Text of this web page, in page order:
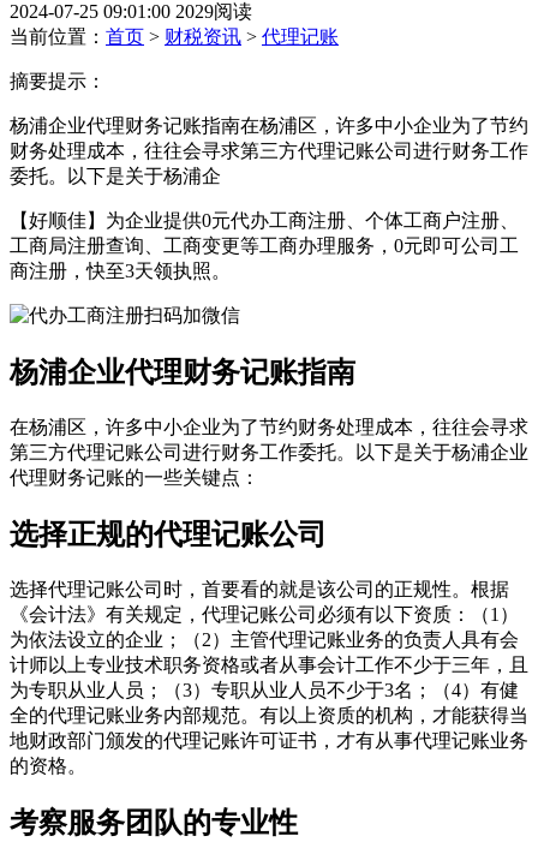
2024-07-25 09:01:00 2029阅读
当前位置： 首页 > 财税资讯 > 代理记账
摘要提示：
杨浦企业代理财务记账指南在杨浦区，许多中小企业为了节约
财务处理成本，往往会寻求第三方代理记账公司进行财务工作
委托。以下是关于杨浦企
【好顺佳】为企业提供0元代办工商注册、个体工商户注册、
工商局注册查询、工商变更等工商办理服务，0元即可公司工
商注册，快至3天领执照。
杨浦企业代理财务记账指南
在杨浦区，许多中小企业为了节约财务处理成本，往往会寻求
第三方代理记账公司进行财务工作委托。以下是关于杨浦企业
代理财务记账的一些关键点：
选择正规的代理记账公司
选择代理记账公司时，首要看的就是该公司的正规性。根据
《会计法》有关规定，代理记账公司必须有以下资质：（1）
为依法设立的企业；（2）主管代理记账业务的负责人具有会
计师以上专业技术职务资格或者从事会计工作不少于三年，且
为专职从业人员；（3）专职从业人员不少于3名；（4）有健
全的代理记账业务内部规范。有以上资质的机构，才能获得当
地财政部门颁发的代理记账许可证书，才有从事代理记账业务
的资格。
考察服务团队的专业性